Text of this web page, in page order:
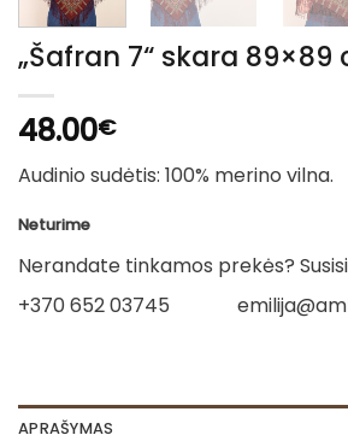
„Šafran 7“ skara 89×89
48.00€
Audinio sudėtis: 100% merino vilna.
Neturime
Nerandate tinkamos prekės?
+370 652 03745
APRAŠYMAS